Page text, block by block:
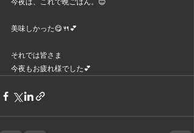
今夜は、これで晩ごはん。😊
美味しかった😋🍴💕
それでは皆さま
今夜もお疲れ様でした💕